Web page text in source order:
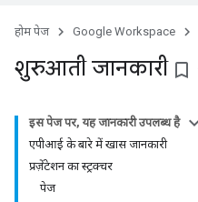
होम पेज Google Workspace
शुरुआती जानकारी bookmark_border
इस पेज पर, यह जानकारी उपलब्ध है
एपीआई के बारे में खास जानकारी
प्रज़ेंटेशन का स्ट्रक्चर
पेज